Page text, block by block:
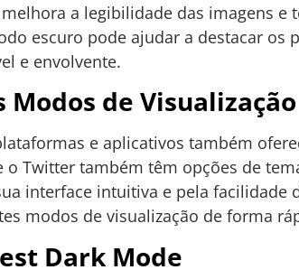
a legibilidade das imagens e
escuro pode ajudar a destacar os
e envolvente.
de Visualização
e aplicativos também
Twitter também têm opções de
interface intuitiva e pela facilidade
modos de visualização de forma
Dark Mode